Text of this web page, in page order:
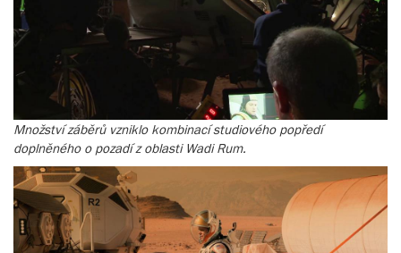
Množství záběrů vzniklo kombinací studiového popředí
doplněného o pozadí z oblasti Wadi Rum.